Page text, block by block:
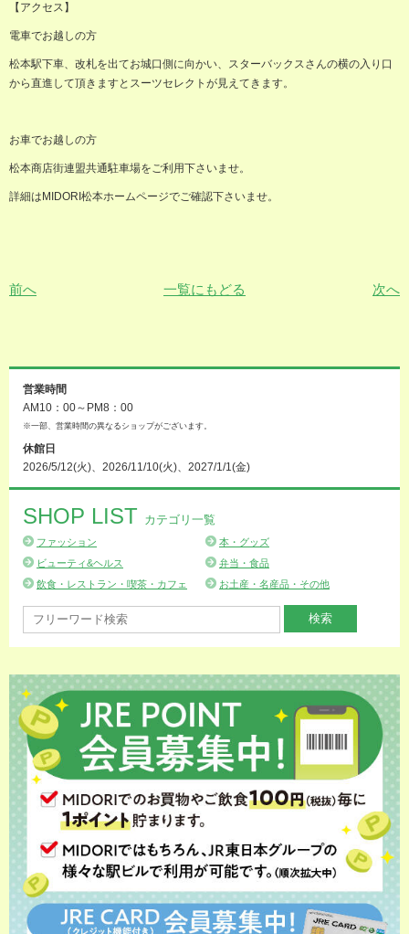
【アクセス】
電車でお越しの方
松本駅下車、改札を出てお城口側に向かい、スターバックスさんの横の入り口
から直進して頂きますとスーツセレクトが見えてきます。
お車でお越しの方
松本商店街連盟共通駐車場をご利用下さいませ。
詳細は MIDORI 松本ホームページでご確認下さいませ。
前へ 一覧にもどる 次へ
営業時間
AM10：00～PM8：00
※一部、営業時間の異なるショップがございます。
休館日
2026/5/12(火)、2026/11/10(火)、2027/1/1(金)
SHOP LIST カテゴリ一覧
ファッション
本・グッズ
ビューティ&ヘルス
弁当・食品
飲食・レストラン・喫茶・カフェ
お土産・名産品・その他